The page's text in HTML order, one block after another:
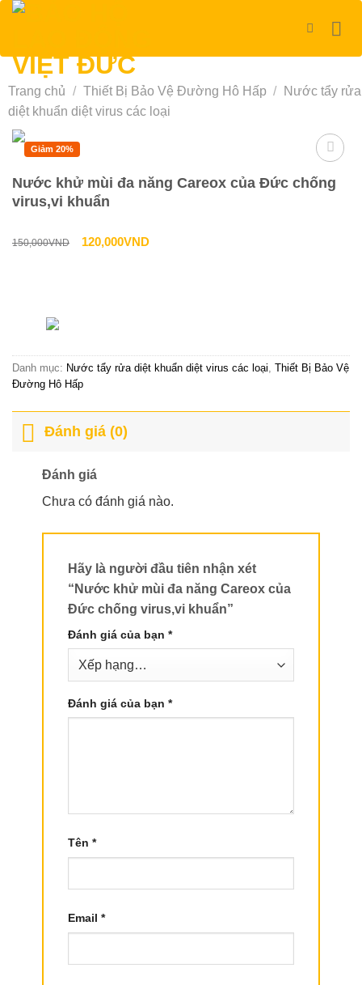
Bỏ
dung
Trang chủ / Thiết Bị Bảo Vệ Đường Hô Hấp /
Nước tẩy rửa
diệt khuẩn diệt virus các loại
Giảm 20%
Nước khử mùi đa năng Careox của Đức chống
virus,vi khuẩn
150,000VND
Giá
120,000VNDGiá
120,000VND.
Danh mục: Nước tẩy rửa diệt khuẩn diệt virus các loại Thiết Bị Bảo Vệ
Đường Hô Hấp
Đánh giá (0)
Đánh giá
Chưa có đánh giá nào.
Hãy là người đầu tiên nhận xét
“Nước khử mùi đa năng Careox của
Đức chống virus,vi khuẩn”
Đánh giá của bạn *
Đánh giá của bạn *
Tên *
Email *